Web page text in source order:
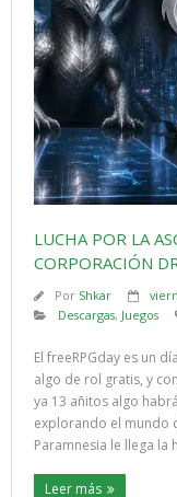
LUCHA POR LA
CORPORACIÓN
Por Shkar
Descargas, Juegos
El freeRPGday es un
algo de rol gratis, y
ya 13 añitos algo
explorando el mundo
Paramnesia le llega
Leer más